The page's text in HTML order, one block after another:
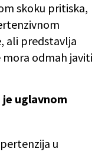
skoku pritiska,
ali predstavlja
odmah javiti
uglavnom
u